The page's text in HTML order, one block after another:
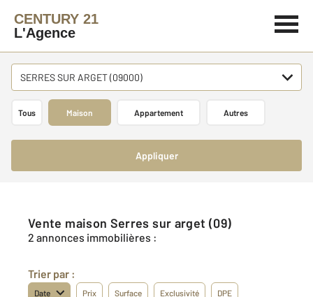
CENTURY 21
L'Agence
SERRES SUR ARGET (09000)
Tous Maison Appartement Autres
Appliquer
Vente maison Serres sur arget (09)
2 annonces immobilières :
Trier par :
Date Prix Surface Exclusivité DPE